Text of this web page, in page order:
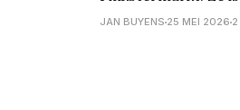
geweest, maar
JAN BUYENS 25 MEI 2026 2